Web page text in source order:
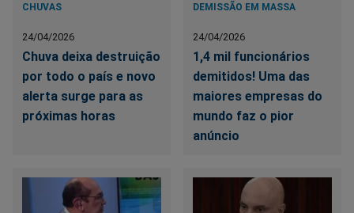
CHUVAS
24/04/2026
Chuva deixa destruição
por todo o país e novo
alerta surge para as
próximas horas
DEMISSÃO EM MASSA
24/04/2026
1,4 mil funcionários
demitidos! Uma das
maiores empresas do
mundo faz o pior
anúncio